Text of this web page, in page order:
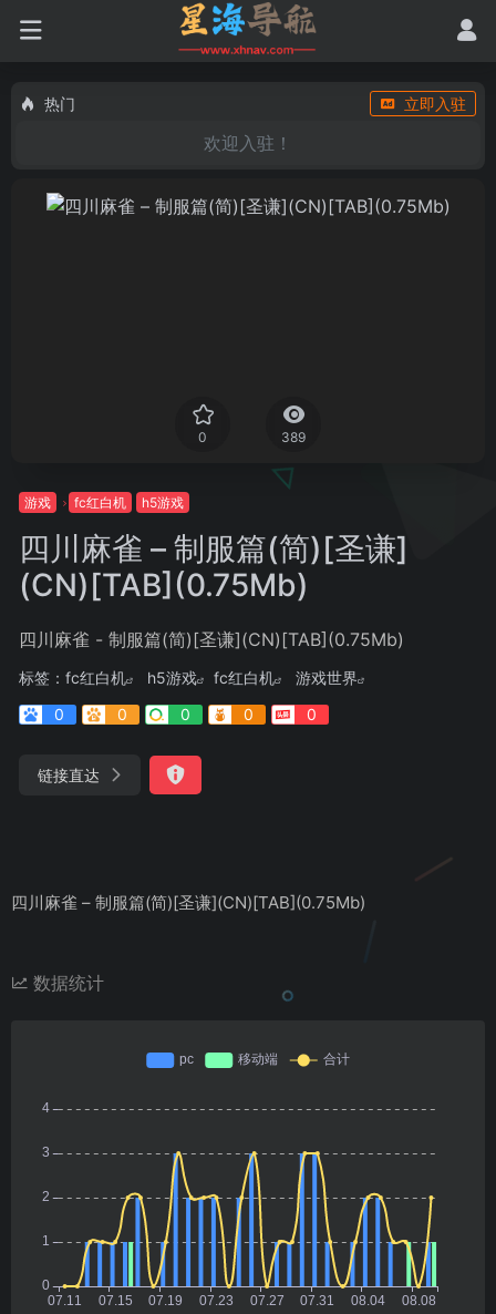
热门 立即入驻
欢迎入驻！
0 389
游戏 fc红白机 h5游戏
四川麻雀 – 制服篇(简)[圣谦]
(CN)[TAB](0.75Mb)
四川麻雀 - 制服篇(简)[圣谦](CN)[TAB](0.75Mb)
标签： fc红白机 h5游戏 fc红白机
游戏世界
0
0 0 0 0
链接直达
四川麻雀 – 制服篇(简)[圣谦](CN)[TAB](0.75Mb)
数据统计